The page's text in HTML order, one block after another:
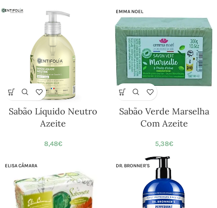
Sabão Líquido Neutro
Azeite
8,48€
EMMA NOEL
Sabão Verde Marselha
Com Azeite
5,38€
ELISA CÂMARA DR. BRONNER'S